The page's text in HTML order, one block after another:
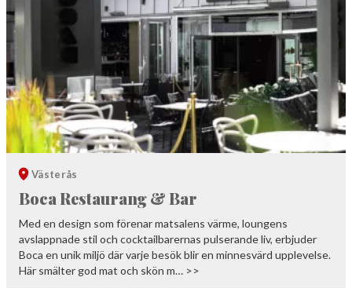
Västerås
Boca Restaurang & Bar
Med en design som förenar matsalens värme, loungens
avslappnade stil och cocktailbarernas pulserande liv, erbjuder
Boca en unik miljö där varje besök blir en minnesvärd upplevelse.
Här smälter god mat och skön m… >>